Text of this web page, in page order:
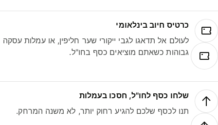
כרטיס חיוב בינלאומי
לעולם אל תדאגו לגבי ייקורי שער חליפין, או עמלות עסקה
גבוהות כשאתם מוציאים כסף בחו"ל.
שלחו כסף לחו"ל, חסכו בעמלות
תנו לכסף שלכם להגיע רחוק יותר, לא משנה המרחק.